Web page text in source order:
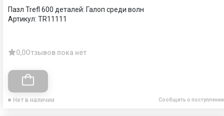
Пазл Trefl 600 деталей: Галоп среди волн
Артикул: TR11111
0,0Отзывов пока нет
Нет в наличии Сообщить о поступлении